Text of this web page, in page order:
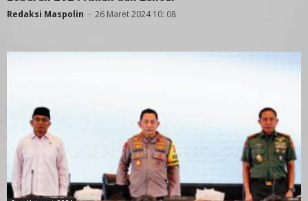
Redaksi Maspolin - 26 Maret 2024 10: 08